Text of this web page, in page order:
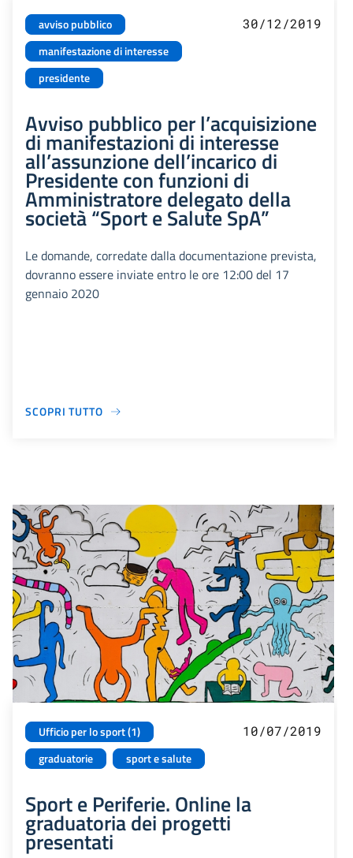
avviso pubblico
manifestazione di interesse
presidente
30/12/2019
Avviso pubblico per l’acquisizione
di manifestazioni di interesse
all’assunzione dell’incarico di
Presidente con funzioni di
Amministratore delegato della
società “Sport e Salute SpA”
Le domande, corredate dalla documentazione prevista,
dovranno essere inviate entro le ore 12:00 del 17
gennaio 2020
SCOPRI TUTTO
Ufficio per lo sport (1)
graduatorie
sport e salute
10/07/2019
Sport e Periferie. Online la
graduatoria dei progetti
presentati